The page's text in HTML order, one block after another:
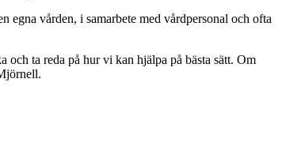
egna vården, i samarbete med vårdpersonal och ofta
ta reda på hur vi kan hjälpa på bästa sätt. Om